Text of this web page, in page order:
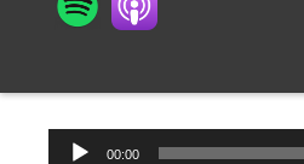
Tocador00:00